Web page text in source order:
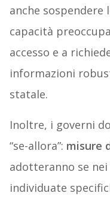
anche
capacità
accesso e a
informazioni
statale.
Inoltre, i governi
“se-allora”: misure
adotteranno se
individuate